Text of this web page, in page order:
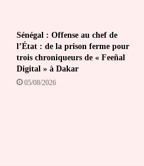
Sénégal : Offense au chef de
l’État : de la prison ferme pour
trois chroniqueurs de « Feeñal
Digital » à Dakar
05/08/2026